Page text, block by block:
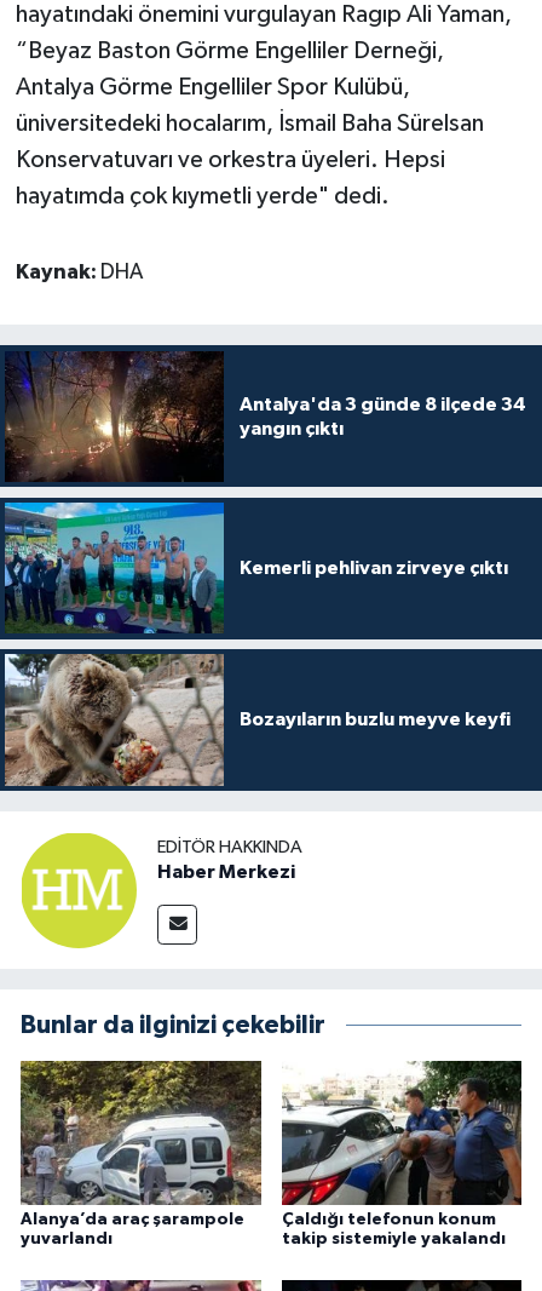
hayatındaki önemini vurgulayan Ragıp Ali Yaman,
“Beyaz Baston Görme Engelliler Derneği,
Antalya Görme Engelliler Spor Kulübü,
üniversitedeki hocalarım, İsmail Baha Sürelsan
Konservatuvarı ve orkestra üyeleri. Hepsi
hayatımda çok kıymetli yerde" dedi.
Kaynak: DHA
Antalya'da 3 günde 8 ilçede 34
yangın çıktı
Kemerli pehlivan zirveye çıktı
Bozayıların buzlu meyve keyfi
EDITÖR HAKKINDA
Haber Merkezi
Bunlar da ilginizi çekebilir
Alanya’da araç şarampole
yuvarlandı
Çaldığı telefonun konum
takip sistemiyle yakalandı